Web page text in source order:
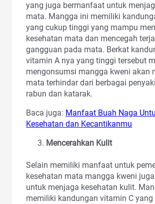
yang juga bermanfaat untuk
mata. Mangga ini memiliki
yang cukup tinggi yang mampu
kesehatan mata dan mencegah
gangguan pada mata. Berkat
vitamin A nya yang tinggi tersebut
mengonsumsi mangga kweni akan
mata terhindar dari berbagai
rabun dan katarak.
Baca juga: Manfaat Buah Naga
Kesehatan dan Kecantikanmu
Mencerahkan Kulit
Selain memiliki manfaat untuk
kesehatan mata mangga kweni
untuk menjaga kesehatan kulit.
memiliki kandungan vitamin C